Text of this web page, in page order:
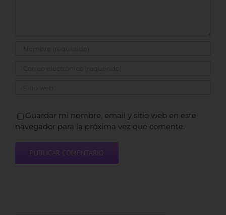
Guardar mi nombre, email y sitio web en este
navegador para la próxima vez que comente.